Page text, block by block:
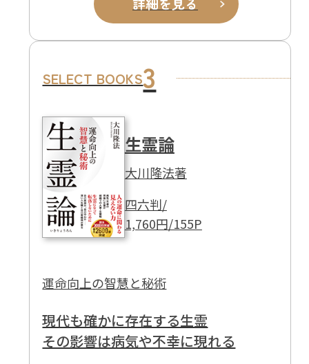
SELECT BOOKS3
生霊論
大川隆法著
四六判/
1,760円/155P
運命向上の智慧と秘術
現代も確かに存在する生霊
その影響は病気や不幸に現れる